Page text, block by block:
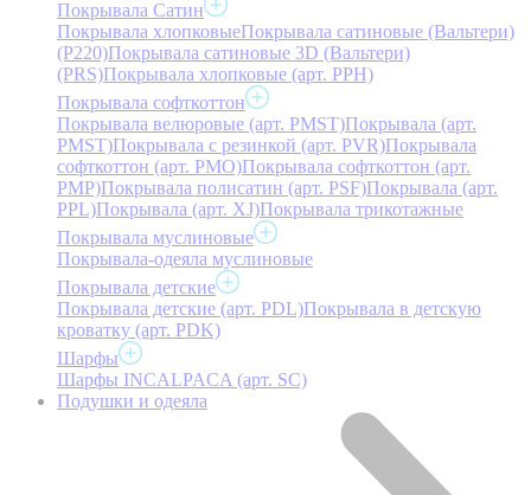
Покрывала Сатин
Покрывала хлопковыеПокрывала сатиновые (Вальтери)
(P220)Покрывала сатиновые 3D (Вальтери)
(PRS)Покрывала хлопковые (арт. PPH)
Покрывала софткоттон
Покрывала велюровые (арт. PMST)Покрывала (арт.
PMST)Покрывала с резинкой (арт. PVR)Покрывала
софткоттон (арт. PMO)Покрывала софткоттон (арт.
PMP)Покрывала полисатин (арт. PSF)Покрывала (арт.
PPL)Покрывала (арт. XJ)Покрывала трикотажные
Покрывала муслиновые
Покрывала-одеяла муслиновые
Покрывала детские
Покрывала детские (арт. PDL)Покрывала в детскую
кроватку (арт. PDK)
Шарфы
Шарфы INCALPACA (арт. SC)
Подушки и одеяла